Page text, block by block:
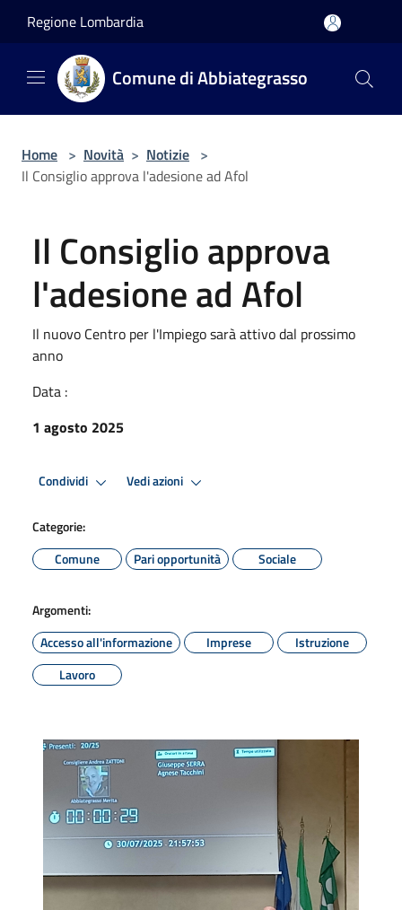
Regione Lombardia
Comune di Abbiategrasso
Home > Novità > Notizie >
Il Consiglio approva l'adesione ad Afol
Il Consiglio approva
l'adesione ad Afol
Il nuovo Centro per l'Impiego sarà attivo dal prossimo
anno
Data :
1 agosto 2025
Condividi Vedi azioni
Categorie:
Comune
Pari opportunità Sociale
Argomenti:
Accesso all'informazione
Imprese
Istruzione
Lavoro